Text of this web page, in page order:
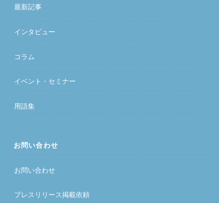
最新記事
インタビュー
コラム
イベント・セミナー
用語集
お問い合わせ
お問い合わせ
プレスリリース掲載依頼